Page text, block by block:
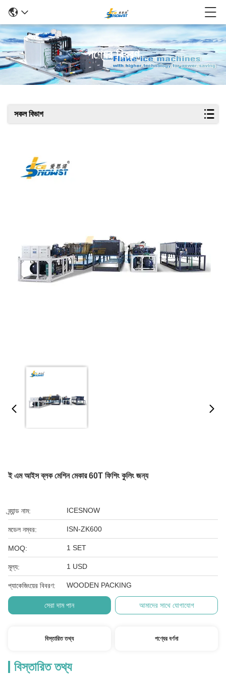
পণ্যের বিবরণ
সকল বিভাগ
ই এম আইস ব্লক মেশিন মেকার 60T ফিশিং কুলিং জন্য
ব্র্যান্ড নাম: ICESNOW
মডেল নম্বর: ISN-ZK600
MOQ: 1 SET
মূল্য: 1 USD
প্যাকেজিংয়ের বিবরণ: WOODEN PACKING
সেরা দাম পান আমাদের সাথে যোগাযোগ
বিস্তারিত তথ্য পণ্যের বর্ণনা
বিস্তারিত তথ্য